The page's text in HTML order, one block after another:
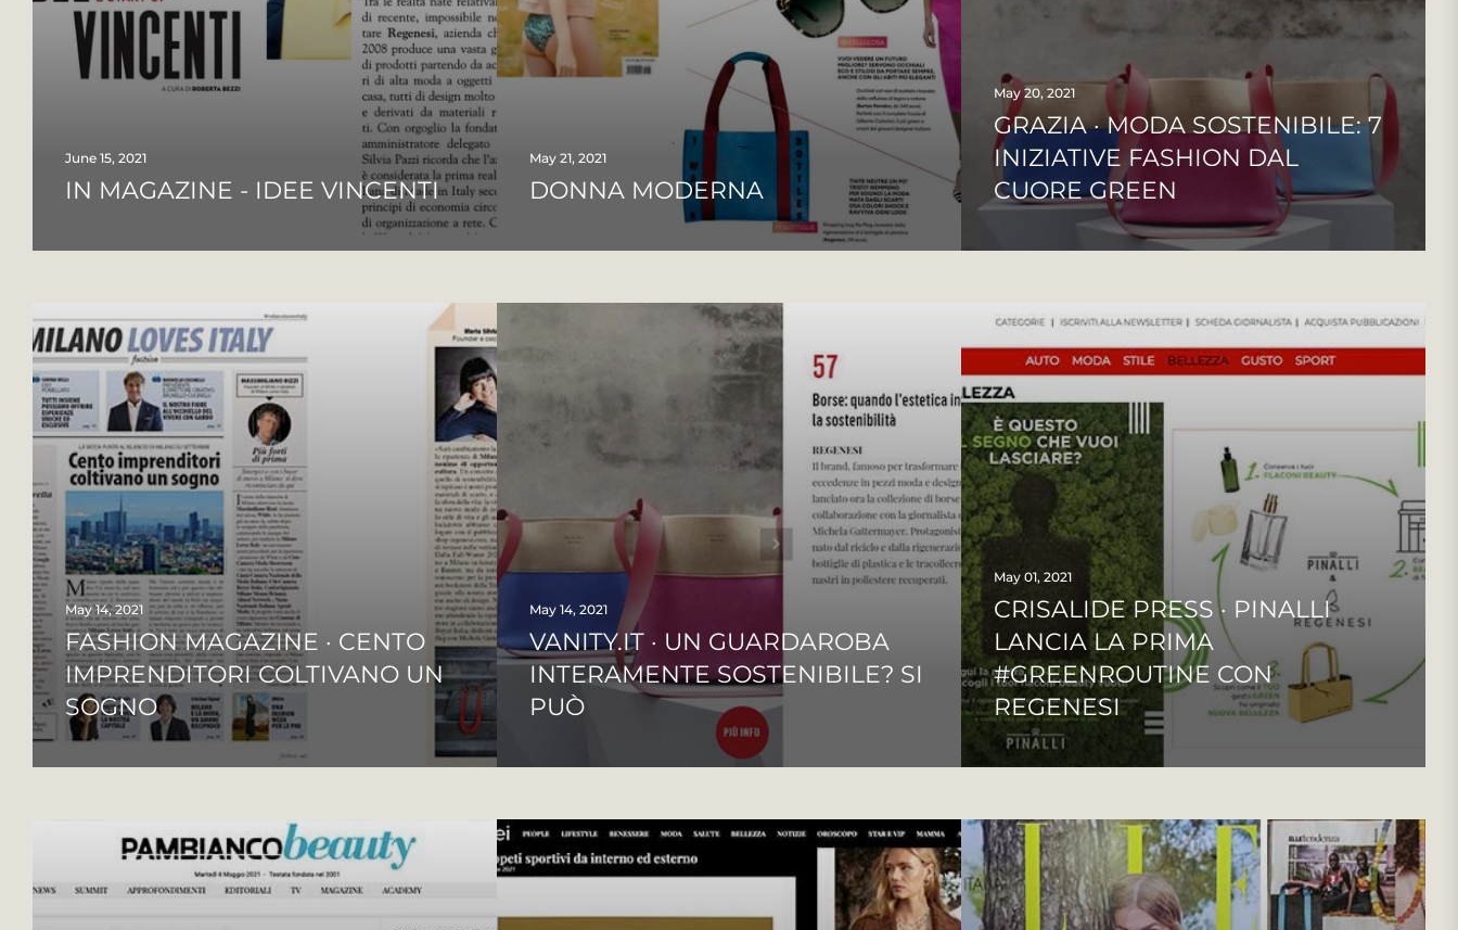
June 15, 2021
IN MAGAZINE - IDEE VINCENTI
May 21, 2021
DONNA MODERNA
May 20, 2021
GRAZIA · MODA SOSTENIBILE: 7
INIZIATIVE FASHION DAL
CUORE GREEN
May 14, 2021
FASHION MAGAZINE · CENTO
IMPRENDITORI COLTIVANO UN
SOGNO
May 14, 2021
VANITY.IT · UN GUARDAROBA
INTERAMENTE SOSTENIBILE? SI
PUÒ
May 01, 2021
CRISALIDE PRESS · PINALLI
LANCIA LA PRIMA
#GREENROUTINE CON
REGENESI